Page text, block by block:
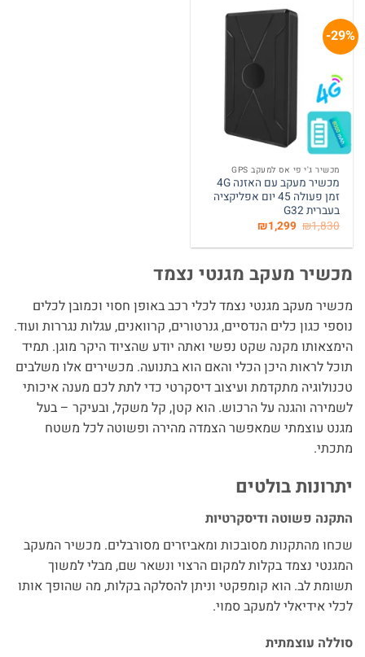
29%-
מכשיר ג'י פי אס למעקב GPS
מכשיר מעקב עם האזנה 4G
זמן פעולה 45 יום אפליקציה
בעברית G32
₪1,830 המחיר
המקורי
היה:
₪1,299 המחיר
הוא:
מכשיר מעקב מגנטי נצמד
מכשיר מעקב מגנטי נצמד לכלי רכב באופן חסוי וכמובן לכלים
נוספי כגון כלים הנדסיים, גנרטורים, קרוואנים, עגלות נגררות ועוד.
הימצאותו מקנה שקט נפשי ואתה יודע שהציוד היקר מוגן. תמיד
תוכל לראות היכן הכלי והאם הוא בתנועה. מכשירים אלו משלבים
טכנולוגיה מתקדמת ועיצוב דיסקרטי כדי לתת לכם מענה איכותי
לשמירה והגנה על הרכוש. הוא קטן, קל משקל, ובעיקר – בעל
מגנט עוצמתי שמאפשר הצמדה מהירה ופשוטה לכל משטח
מתכתי.
יתרונות בולטים
התקנה פשוטה ודיסקרטיות
שכחו מהתקנות מסובכות ומאביזרים מסורבלים. מכשיר המעקב
המגנטי נצמד בקלות למקום הרצוי ונשאר שם, מבלי למשוך
תשומת לב. הוא קומפקטי וניתן להסלקה בקלות, מה שהופך אותו
לכלי אידיאלי למעקב סמוי.
סוללה עוצמתית